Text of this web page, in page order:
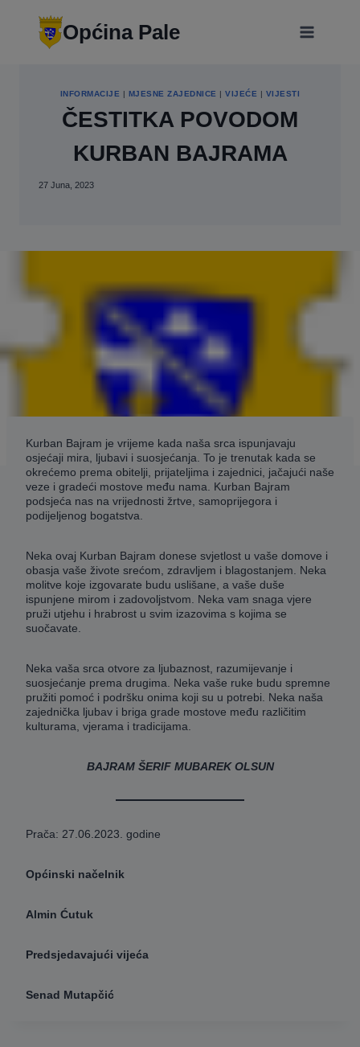
Općina Pale
INFORMACIJE MJESNE ZAJEDNICE |VIJEĆE VIJESTI
ČESTITKA POVODOM
KURBAN BAJRAMA
27 Juna, 2023
Kurban Bajram je vrijeme kada naša srca ispunjavaju
osjećaji mira, ljubavi i suosjećanja. To je trenutak kada se
okrećemo prema obitelji, prijateljima i zajednici, jačajući naše
veze i gradeći mostove među nama. Kurban Bajram
podsjeća nas na vrijednosti žrtve, samoprijegora i
podijeljenog bogatstva.
Neka ovaj Kurban Bajram donese svjetlost u vaše domove i
obasja vaše živote srećom, zdravljem i blagostanjem. Neka
molitve koje izgovarate budu uslišane, a vaše duše
ispunjene mirom i zadovoljstvom. Neka vam snaga vjere
pruži utjehu i hrabrost u svim izazovima s kojima se
suočavate.
Neka vaša srca otvore za ljubaznost, razumijevanje i
suosjećanje prema drugima. Neka vaše ruke budu spremne
pružiti pomoć i podršku onima koji su u potrebi. Neka naša
zajednička ljubav i briga grade mostove među različitim
kulturama, vjerama i tradicijama.
BAJRAM ŠERIF MUBAREK OLSUN
Prača: 27.06.2023. godine
Općinski načelnik
Almin Ćutuk
Predsjedavajući vijeća
Senad Mutapčić